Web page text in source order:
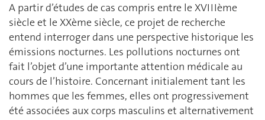
A partir d’études de cas compris entre le XVIIIème
siècle et le XXème siècle, ce projet de recherche
entend interroger dans une perspective historique les
émissions nocturnes. Les pollutions nocturnes ont
fait l’objet d’une importante attention médicale au
cours de l’histoire. Concernant initialement tant les
hommes que les femmes, elles ont progressivement
été associées aux corps masculins et alternativement